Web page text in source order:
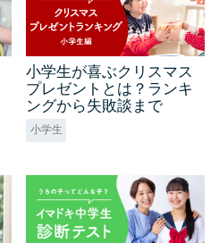
小学生が喜ぶクリスマス
プレゼントとは？ランキ
ングから失敗談まで
小学生